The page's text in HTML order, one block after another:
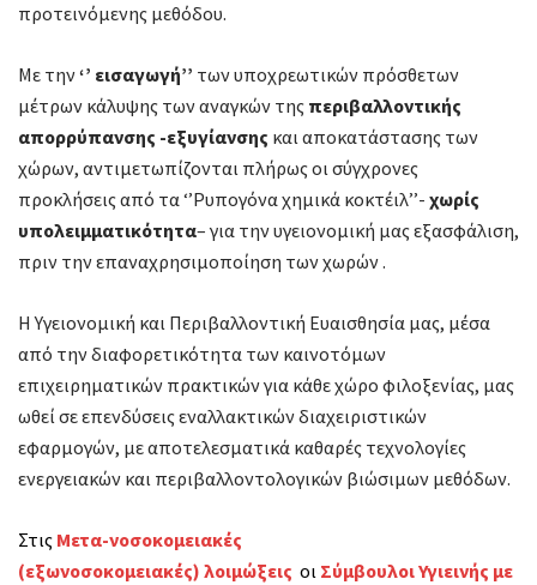
προτεινόμενης μεθόδου.
Με την‘’ εισαγωγή’’ των υποχρεωτικών πρόσθετων
μέτρων κάλυψης των αναγκών της περιβαλλοντικής
απορρύπανσης -εξυγίανσης και αποκατάστασης των
χώρων, αντιμετωπίζονται πλήρως οι σύγχρονες
προκλήσεις από τα ‘’Ρυπογόνα χημικά κοκτέιλ’’- χωρίς
υπολειμματικότητα– για την υγειονομική μας εξασφάλιση,
πριν την επαναχρησιμοποίηση των χωρών .
Η Υγειονομική και Περιβαλλοντική Ευαισθησία μας, μέσα
από την διαφορετικότητα των καινοτόμων
επιχειρηματικών πρακτικών για κάθε χώρο φιλοξενίας, μας
ωθεί σε επενδύσεις εναλλακτικών διαχειριστικών
εφαρμογών, με αποτελεσματικά καθαρές τεχνολογίες
ενεργειακών και περιβαλλοντολογικών βιώσιμων μεθόδων.
Στις Μετα-νοσοκομειακές
(εξωνοσοκομειακές) λοιμώξεις οι Σύμβουλοι Υγιεινής με